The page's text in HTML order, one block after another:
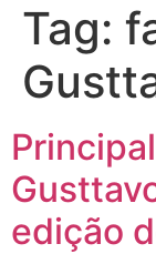
Tag:
edição